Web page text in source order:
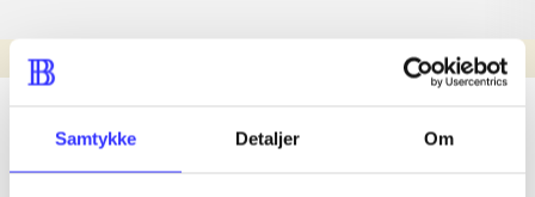
Samtykke Detaljer Om
Nyhed